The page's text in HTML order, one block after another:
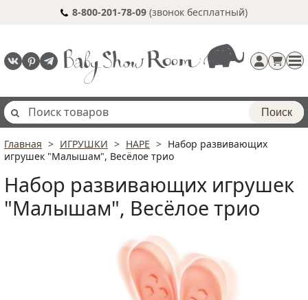
8-800-201-78-09 (звонок бесплатный)
Регистрация
Поиск
Главная ИГРУШКИ HAPE
Набор развивающих
игрушек "Малышам", Весёлое трио
Набор развивающих игрушек
"Малышам", Весёлое трио